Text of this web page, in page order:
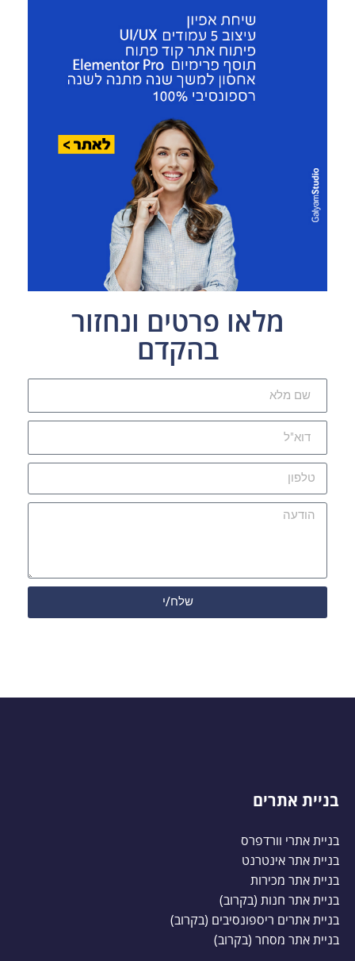
מלאו פרטים ונחזור
בהקדם
שלח/י
בניית אתרים
בניית אתרי וורדפרס
בניית אתר אינטרנט
בניית אתר מכירות
בניית אתר חנות (בקרוב)
בניית אתרים ריספונסיבים (בקרוב)
בניית אתר מסחר (בקרוב)